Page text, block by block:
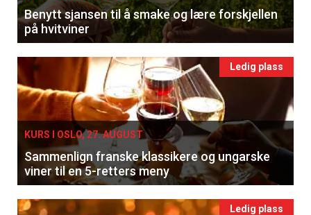
Benytt sjansen til å smake og lære forskjellen
på hvitviner
Ledig plass
KURS I OSLO, 27. AUGUST
Sammenlign franske klassikere og ungarske
viner til en 5-retters meny
Ledig plass